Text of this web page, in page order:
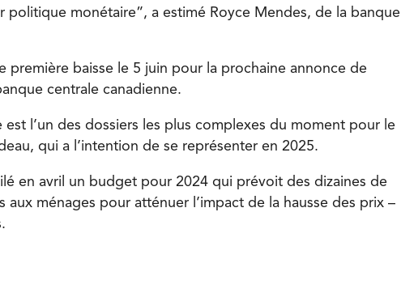
politique monétaire”, a estimé Royce Mendes, de la banque
première baisse le 5 juin pour la prochaine annonce de
centrale canadienne.
est l’un des dossiers les plus complexes du moment pour le
qui a l’intention de se représenter en 2025.
en avril un budget pour 2024 qui prévoit des dizaines de
aux ménages pour atténuer l’impact de la hausse des prix –